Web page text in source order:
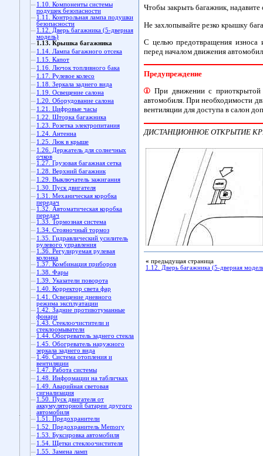
1.10. Компоненты системы
подушек безопасности
1.11. Контрольная лампа подушки
безопасности
1.12. Дверь багажника (5-дверная
модель)
1.13. Крышка багажника
1.14. Лампа багажного отсека
1.15. Капот
1.16. Лючок топливного бака
1.17. Рулевое колесо
1.18. Зеркала заднего вида
1.19. Освещение салона
1.20. Оборудование салона
1.21. Цифровые часы
1.22. Шторка багажника
1.23. Розетка электропитания
1.24. Антенна
1.25. Люк в крыше
1.26. Держатель для солнечных
очков
1.27. Грузовая багажная сетка
1.28. Верхний багажник
1.29. Выключатель зажигания
1.30. Пуск двигателя
1.31. Механическая коробка
передач
1.32. Автоматическая коробка
передач
1.33. Тормозная система
1.34. Стояночный тормоз
1.35. Гидравлический усилитель
рулевого управления
1.36. Регулируемая рулевая
колонка
1.37. Комбинация приборов
1.38. Фары
1.39. Указатели поворота
1.40. Корректор света фар
1.41. Освещение дневного
режима эксплуатации
1.42. Задние противотуманные
фонари
1.43. Стеклоочистители и
стеклоомыватели
1.44. Обогреватель заднего стекла
1.45. Обогреватель наружного
зеркала заднего вида
1.46. Система отопления и
вентиляции
1.47. Работа системы
1.48. Информации на табличках
1.49. Аварийная световая
сигнализация
1.50. Пуск двигателя от
аккумуляторной батареи другого
автомобиля
1.51. Предохранители
1.52. Предохранитель Memory
1.53. Буксировка автомобиля
1.54. Щетки стеклоочистителя
1.55. Замена ламп
Чтобы закрыть багажник,
Не захлопывайте резко крышку
С целью предотвращения износа
перед началом движения
Предупреждение
При движении с приоткрытой
автомобиля. При необходимости
вентиляции для доступа в салон
ДИСТАНЦИОННОЕ ОТКРЫТИЕ
« предыдущая страница
1.12. Дверь багажника (5-дверная